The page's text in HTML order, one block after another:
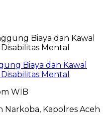
Biaya dan Kawal
Mental
WIB